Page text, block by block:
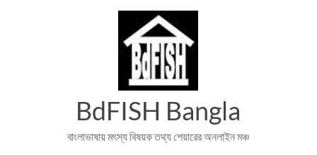
BdFISH Bangla
বাংলাভাষায় মৎস্য বিষয়ক তথ্য শেয়ারের অনলাইন মঞ্চ